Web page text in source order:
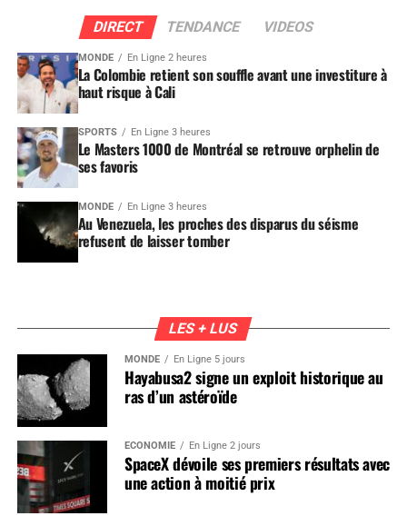
DIRECT TENDANCE VIDEOS
MONDE En Ligne 2 heures
La Colombie retient son souffle avant une investiture à
haut risque à Cali
SPORTS En Ligne 3 heures
Le Masters 1000 de Montréal se retrouve orphelin de
ses favoris
MONDE En Ligne 3 heures
Au Venezuela, les proches des disparus du séisme
refusent de laisser tomber
LES + LUS
MONDE En Ligne 5 jours
Hayabusa2 signe un exploit historique au
ras d’un astéroïde
ÉCONOMIE En Ligne 2 jours
SpaceX dévoile ses premiers résultats avec
une action à moitié prix